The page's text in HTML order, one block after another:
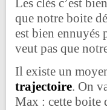
Les clés c’est
que notre boite
est bien ennuyés
veut pas que
Il existe un
trajectoire. On
Max : cette boite